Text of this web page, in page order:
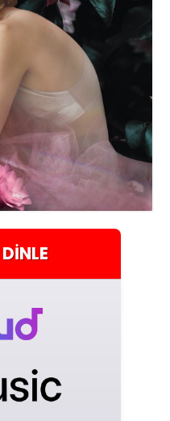
DINLE